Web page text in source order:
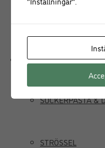
Delikatesser
SOCKERPASTA &
STRÖSSEL